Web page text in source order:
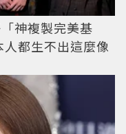
神複製完美基
都生不出這麼像